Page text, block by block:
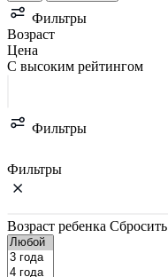
Фильтры
Возраст
Цена
С высоким рейтингом
Фильтры
Фильтры
Возраст ребенка Сбросить